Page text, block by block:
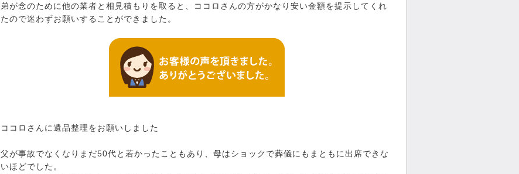
弟が念のために他の業者と相見積もりを取ると、ココロさんの方がかなり安い金額を提示してくれ
たので迷わずお願いすることができました。
ココロさんに遺品整理をお願いしました
父が事故でなくなりまだ50代と若かったこともあり、母はショックで葬儀にもまともに出席できな
いほどでした。